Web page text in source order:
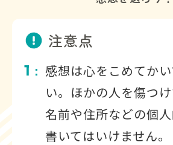
注意点
1 ： 感想は心をこめてか
い。ほかの人を傷つけ
名前や住所などの個
書いてはいけません。